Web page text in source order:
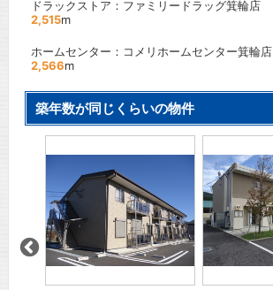
ドラックストア：ファミリードラッグ箕輪店
2,515m
ホームセンター：コメリホームセンター箕輪店
2,566m
築年数が同じくらいの物件